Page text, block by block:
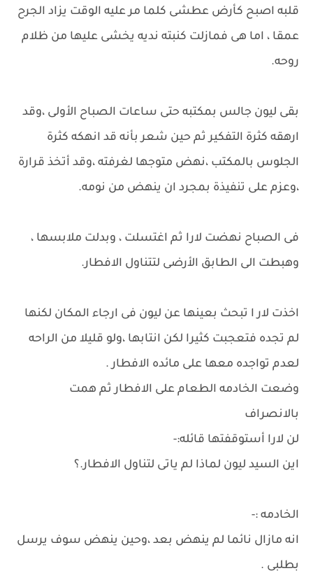
قلبه اصبح كأرض عطشى كلما مر عليه الوقت يزاد الجرح
عمقا ، اما هى فمازلت كنبته نديه يخشى عليها من ظلام
روحه.
بقى ليون جالس بمكتبه حتى ساعات الصباح الأولى ،وقد
ارهقه كثرة التفكير ثم حين شعر بأنه قد انهكه كثرة
الجلوس بالمكتب ،نهض متوجها لغرفته ،وقد أتخذ قرارة
،وعزم على تنفيذة بمجرد ان ينهض من نومه.
فى الصباح نهضت لارا ثم اغتسلت ، وبدلت ملابسها ،
وهبطت الى الطابق الأرضى لتتناول الافطار.
اخذت لار ا تبحث بعينها عن ليون فى ارجاء المكان لكنها
لم تجده فتعجبت كثيرا لكن انتابها ،ولو قليلا من الراحه
لعدم تواجده معها على مائده الافطار .
وضعت الخادمه الطعام على الافطار ثم همت
بالانصراف
لن لارا أستوقفتها قائله:-
اين السيد ليون لماذا لم ياتى لتناول الافطار.؟
الخادمه :-
انه مازال نائما لم ينهض بعد ،وحين ينهض سوف يرسل
بطلبى .